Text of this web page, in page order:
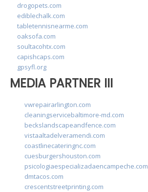
drogopets.com
ediblechalk.com
tabletennisnearme.com
oaksofa.com
soultacohtx.com
capishcaps.com
gpsyfl.org
MEDIA PARTNER III
vwrepairarlington.com
cleaningservicebaltimore-md.com
beckslandscapeandfence.com
vistaaltadelveramendi.com
coastlinecateringnc.com
cuesburgershouston.com
psicologiaespecializadaencampeche.com
dmtacos.com
crescentstreetprinting.com